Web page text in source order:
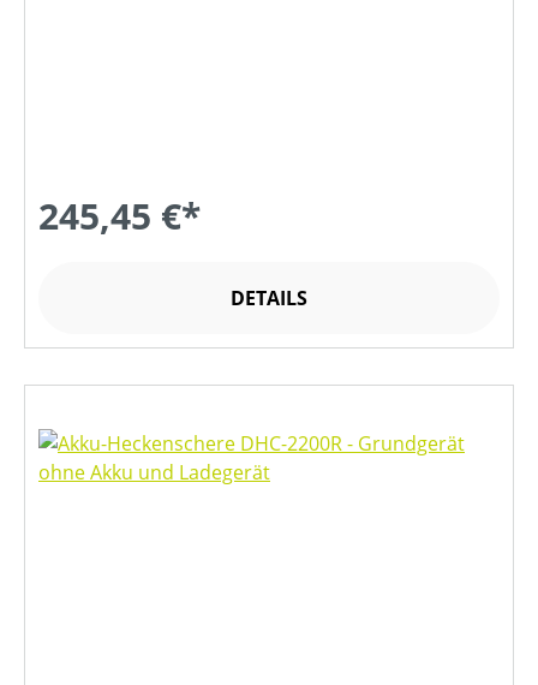
245,45 €*
DETAILS